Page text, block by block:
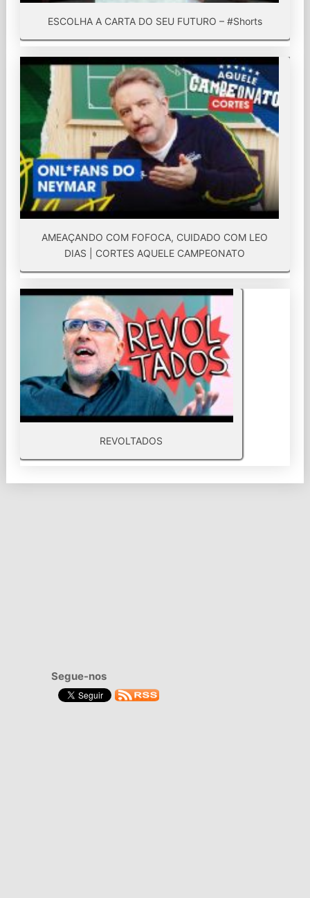
ESCOLHA A CARTA DO SEU FUTURO – #Shorts
AMEAÇANDO COM FOFOCA, CUIDADO COM LEO
DIAS | CORTES AQUELE CAMPEONATO
REVOLTADOS
Segue-nos